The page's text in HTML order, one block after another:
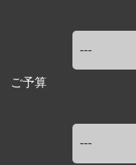
ご予算